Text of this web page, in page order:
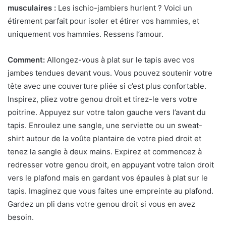
musculaires : Les ischio-jambiers hurlent ? Voici un
étirement parfait pour isoler et étirer vos hammies, et
uniquement vos hammies. Ressens l’amour.
Comment: Allongez-vous à plat sur le tapis avec vos
jambes tendues devant vous. Vous pouvez soutenir votre
tête avec une couverture pliée si c’est plus confortable.
Inspirez, pliez votre genou droit et tirez-le vers votre
poitrine. Appuyez sur votre talon gauche vers l’avant du
tapis. Enroulez une sangle, une serviette ou un sweat-
shirt autour de la voûte plantaire de votre pied droit et
tenez la sangle à deux mains. Expirez et commencez à
redresser votre genou droit, en appuyant votre talon droit
vers le plafond mais en gardant vos épaules à plat sur le
tapis. Imaginez que vous faites une empreinte au plafond.
Gardez un pli dans votre genou droit si vous en avez
besoin.